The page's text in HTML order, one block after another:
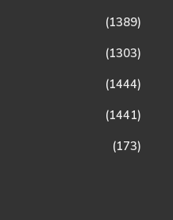
(1389)
(1303)
(1444)
(1441)
(173)